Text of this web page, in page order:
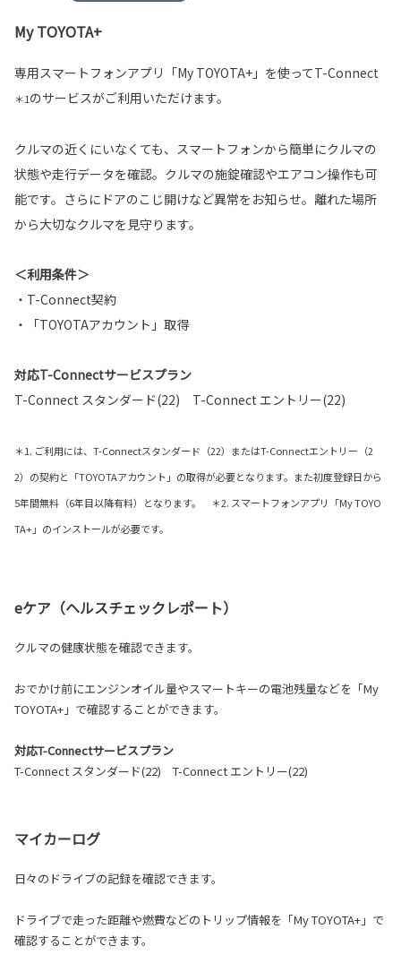
My TOYOTA+
専用スマートフォンアプリ「My TOYOTA+」を使ってT-Connect
＊1のサービスがご利用いただけます。
クルマの近くにいなくても、スマートフォンから簡単にクルマの
状態や走行データを確認。クルマの施錠確認やエアコン操作も可
能です。さらにドアのこじ開けなど異常をお知らせ。離れた場所
から大切なクルマを見守ります。
＜利用条件＞
・T-Connect契約
・「TOYOTAアカウント」取得
対応T-Connectサービスプラン
T-Connect スタンダード(22) T-Connect エントリー(22)
＊1. ご利用には、T-Connectスタンダード（22）またはT-Connectエントリー（2
2）の契約と「TOYOTAアカウント」の取得が必要となります。また初度登録日から
5年間無料（6年目以降有料）となります。 ＊2. スマートフォンアプリ「My TOYO
TA+」のインストールが必要です。
eケア（ヘルスチェックレポート）
クルマの健康状態を確認できます。
おでかけ前にエンジンオイル量やスマートキーの電池残量などを「My
TOYOTA+」で確認することができます。
対応T-Connectサービスプラン
T-Connect スタンダード(22) T-Connect エントリー(22)
マイカーログ
日々のドライブの記録を確認できます。
ドライブで走った距離や燃費などのトリップ情報を「My TOYOTA+」で
確認することができます。